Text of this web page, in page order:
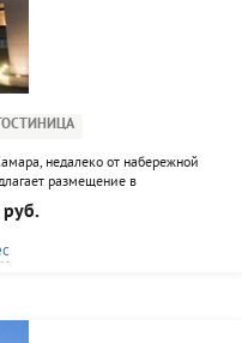
недалеко от набережной
размещение в
телефоном и набором
отеля ресторан,
руб.